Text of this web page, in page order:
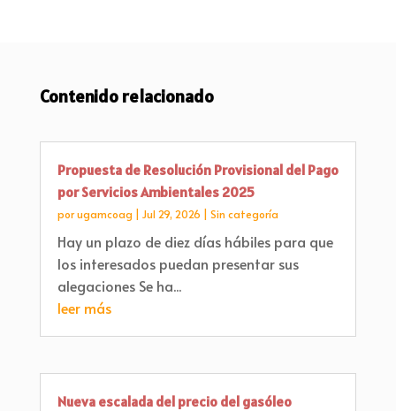
Contenido relacionado
Propuesta de Resolución Provisional del Pago
por Servicios Ambientales 2025
porugamcoag Jul 29, 2026 Sin categoría
Hay un plazo de diez días hábiles para que
los interesados puedan presentar sus
alegaciones Se ha...
leer más
Nueva escalada del precio del gasóleo